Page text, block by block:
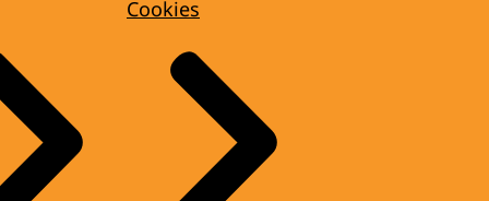
Cookies